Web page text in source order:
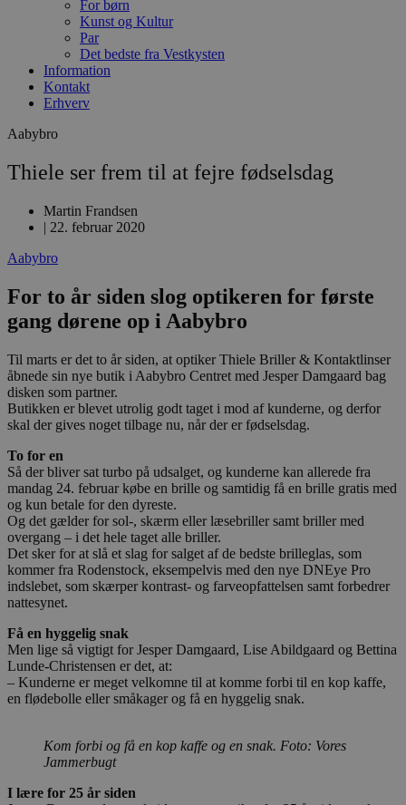
For børn
Kunst og Kultur
Par
Det bedste fra Vestkysten
Information
Kontakt
Erhverv
Aabybro
Thiele ser frem til at fejre fødselsdag
Martin Frandsen
| 22. februar 2020
Aabybro
For to år siden slog optikeren for første
gang dørene op i Aabybro
Til marts er det to år siden, at optiker Thiele Briller & Kontaktlinser
åbnede sin nye butik i Aabybro Centret med Jesper Damgaard bag
disken som partner.
Butikken er blevet utrolig godt taget i mod af kunderne, og derfor
skal der gives noget tilbage nu, når der er fødselsdag.
To for en
Så der bliver sat turbo på udsalget, og kunderne kan allerede fra
mandag 24. februar købe en brille og samtidig få en brille gratis med
og kun betale for den dyreste.
Og det gælder for sol-, skærm eller læsebriller samt briller med
overgang – i det hele taget alle briller.
Det sker for at slå et slag for salget af de bedste brilleglas, som
kommer fra Rodenstock, eksempelvis med den nye DNEye Pro
indslebet, som skærper kontrast- og farveopfattelsen samt forbedrer
nattesynet.
Få en hyggelig snak
Men lige så vigtigt for Jesper Damgaard, Lise Abildgaard og Bettina
Lunde-Christensen er det, at:
– Kunderne er meget velkomne til at komme forbi til en kop kaffe,
en flødebolle eller småkager og få en hyggelig snak.
Kom forbi og få en kop kaffe og en snak. Foto: Vores
Jammerbugt
I lære for 25 år siden